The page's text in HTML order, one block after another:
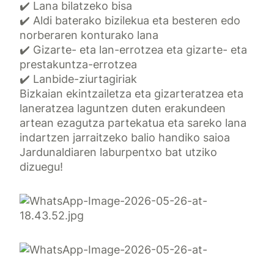
✔️ Lana bilatzeko bisa
✔️ Aldi baterako bizilekua eta besteren edo
norberaren konturako lana
✔️ Gizarte- eta lan-errotzea eta gizarte- eta
prestakuntza-errotzea
✔️ Lanbide-ziurtagiriak
Bizkaian ekintzailetza eta gizarteratzea eta
laneratzea laguntzen duten erakundeen
artean ezagutza partekatua eta sareko lana
indartzen jarraitzeko balio handiko saioa
Jardunaldiaren laburpentxo bat utziko
dizuegu!